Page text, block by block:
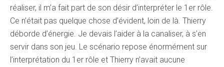
réaliser, il m’a fait part de son désir d’interpréter le 1er rôle.
Ce n’était pas quelque chose d’évident, loin de là. Thierry
déborde d’énergie. Je devais l’aider à la canaliser, à s’en
servir dans son jeu. Le scénario repose énormément sur
l’interprétation du 1er rôle et Thierry n’avait aucune